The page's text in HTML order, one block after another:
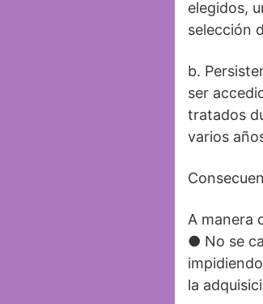
elegidos,
selección
b.
ser
tratados
varios
A manera
● No se
la